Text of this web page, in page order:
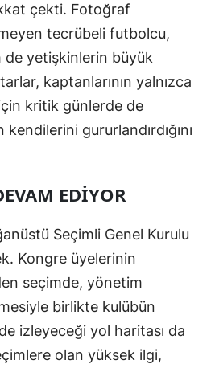
Uşak
Van
Yozgat
Zonguldak
Kırıkkale
Batman
Şırnak
Bartın
çekti. Fotoğraf
tecrübeli futbolcu,
de yetişkinlerin büyük
kaptanlarının yalnızca
kritik günlerde de
kendilerini gururlandırdığını
EDIYOR
Seçimli Genel Kurulu
Kongre üyelerinin
seçimde, yönetim
birlikte kulübün
izleyeceği yol haritası da
olan yüksek ilgi,